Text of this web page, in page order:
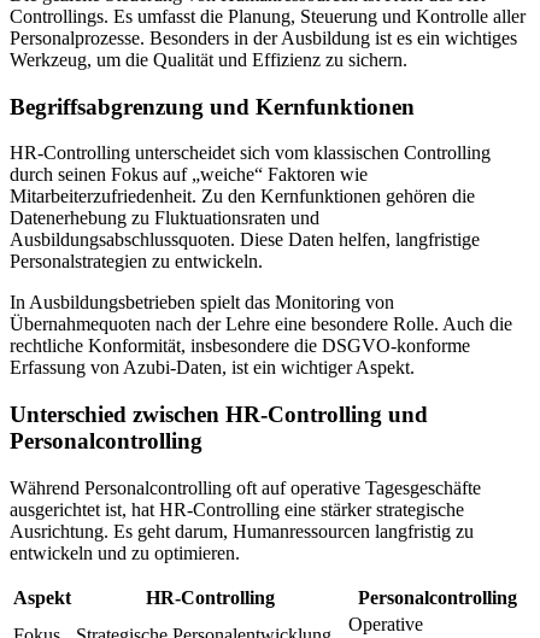
Controllings. Es umfasst die Planung, Steuerung und Kontrolle aller
Personalprozesse. Besonders in der Ausbildung ist es ein wichtiges
Werkzeug, um die Qualität und Effizienz zu sichern.
Begriffsabgrenzung und Kernfunktionen
HR-Controlling unterscheidet sich vom klassischen Controlling
durch seinen Fokus auf „weiche“ Faktoren wie
Mitarbeiterzufriedenheit. Zu den Kernfunktionen gehören die
Datenerhebung zu Fluktuationsraten und
Ausbildungsabschlussquoten. Diese Daten helfen, langfristige
Personalstrategien zu entwickeln.
In Ausbildungsbetrieben spielt das Monitoring von
Übernahmequoten nach der Lehre eine besondere Rolle. Auch die
rechtliche Konformität, insbesondere die DSGVO-konforme
Erfassung von Azubi-Daten, ist ein wichtiger Aspekt.
Unterschied zwischen HR-Controlling und
Personalcontrolling
Während Personalcontrolling oft auf operative Tagesgeschäfte
ausgerichtet ist, hat HR-Controlling eine stärker strategische
Ausrichtung. Es geht darum, Humanressourcen langfristig zu
entwickeln und zu optimieren.
Aspekt HR-Controlling
Personalcontrolling
Operative